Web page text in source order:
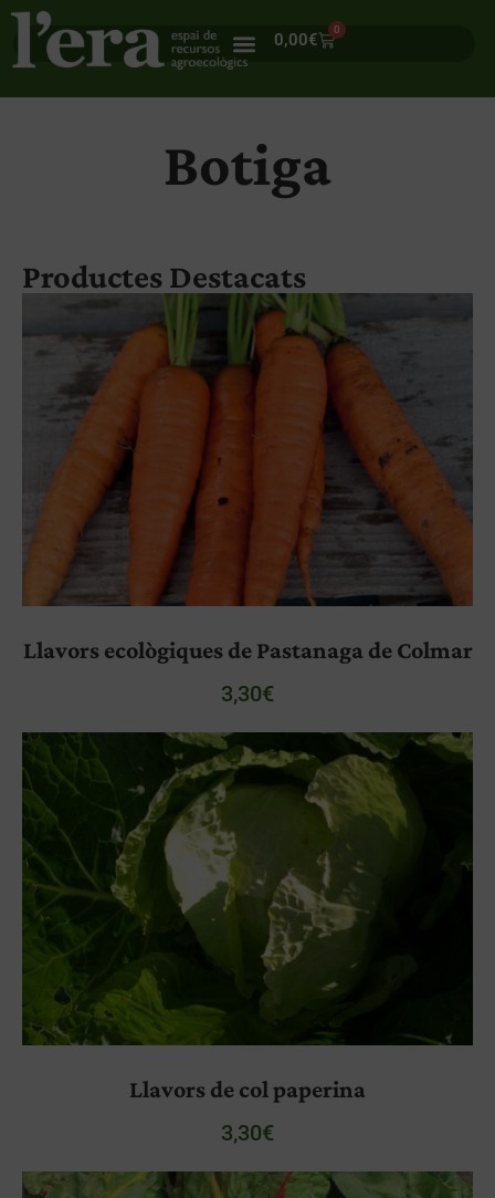
0,00€
0
Botiga
Productes Destacats
Llavors ecològiques de Pastanaga de Colmar
3,30€
Llavors de col paperina
3,30€